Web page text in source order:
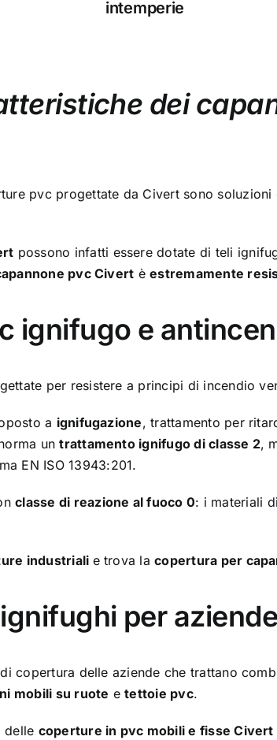
intemperie
dei
pvc progettate da Civert sono
possono infatti essere dotate di teli
pvc Civert èestremamente
ignifugo e
per resistere a principi di incendio
a ignifugazione, trattamento per
untrattamento ignifugo di classe 2,
EN ISO 13943:201.
classe di reazione al fuoco 0: i materiali
industriali e trova lacopertura per
per
copertura delle aziende che trattano
mobili su ruote etettoie pvc.
delle coperture in pvc mobili e fisse Civert